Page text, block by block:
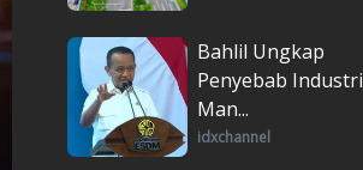
Bahlil Ungkap
Penyebab Industri
Man...
idxchannel